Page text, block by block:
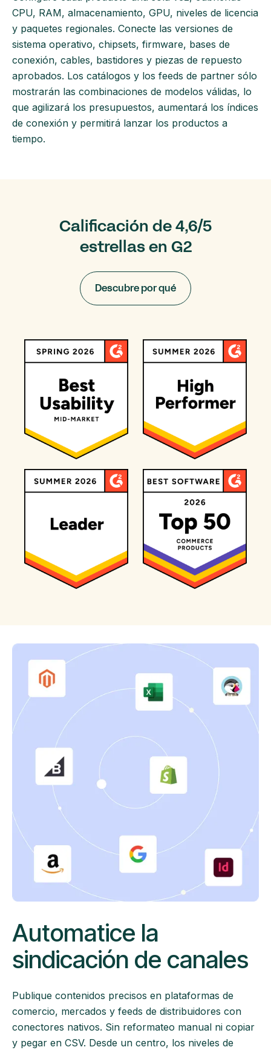
CPU, RAM, almacenamiento, GPU, niveles de licencia
y paquetes regionales. Conecte las versiones de
sistema operativo, chipsets, firmware, bases de
conexión, cables, bastidores y piezas de repuesto
aprobados. Los catálogos y los feeds de partner sólo
mostrarán las combinaciones de modelos válidas, lo
que agilizará los presupuestos, aumentará los índices
de conexión y permitirá lanzar los productos a
tiempo.
Calificación de 4,6/5
estrellas en G2
Descubre por qué
Automatice la
sindicación de canales
Publique contenidos precisos en plataformas de
comercio, mercados y feeds de distribuidores con
conectores nativos. Sin reformateo manual ni copiar
y pegar en CSV. Desde un centro, los niveles de